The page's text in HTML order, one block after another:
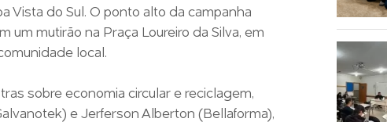
Vista do Sul. O ponto alto da campanha
um mutirão na Praça Loureiro da Silva, em
local.
sobre economia circular e reciclagem,
e Jerferson Alberton (Bellaforma),